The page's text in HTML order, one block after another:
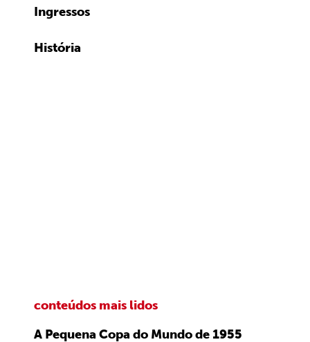
Ingressos
História
conteúdos mais lidos
A Pequena Copa do Mundo de 1955